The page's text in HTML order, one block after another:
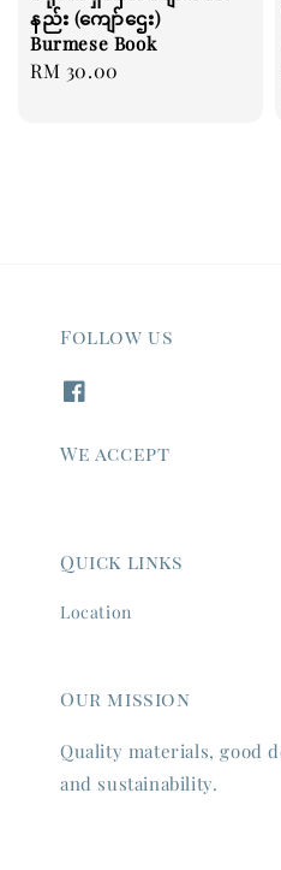
နည်း (ကျော်ဌေး)
Burmese Book
Regular
RM 30.00
Follow us
We accept
Quick links
Location
Our mission
Quality materials, good
and sustainability.